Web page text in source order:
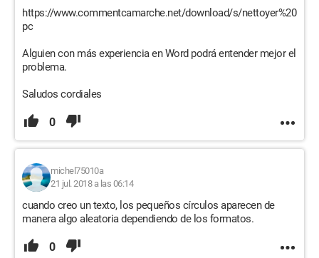
https://www.commentcamarche.net/download/s/nettoyer%20
pc
Alguien con más experiencia en Word podrá entender mejor el
problema.
Saludos cordiales
0
michel75010a
21 jul. 2018 a las 06:14
cuando creo un texto, los pequeños círculos aparecen de
manera algo aleatoria dependiendo de los formatos.
0